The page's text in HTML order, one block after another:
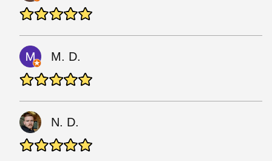
M. D.
N. D.